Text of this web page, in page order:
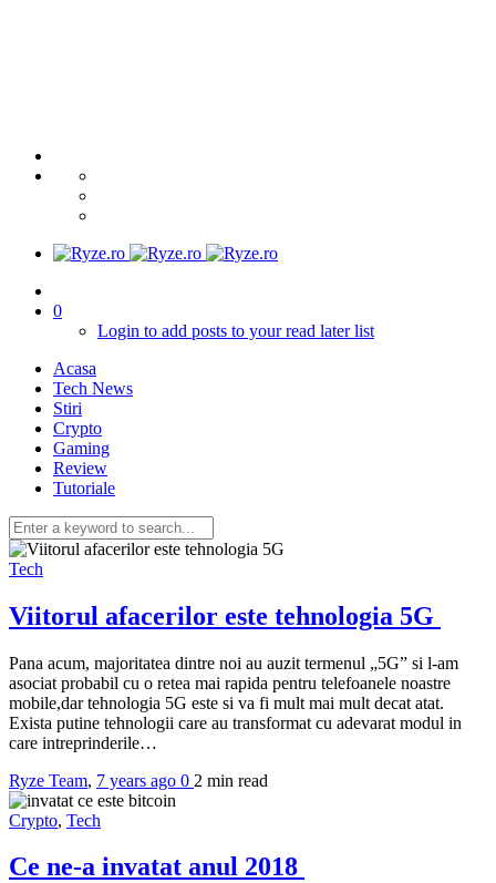
0
Login to add posts to your read later list
Acasa
Tech News
Stiri
Crypto
Gaming
Review
Tutoriale
Tech
Viitorul afacerilor este tehnologia 5G
Pana acum, majoritatea dintre noi au auzit termenul „5G” si l-am
asociat probabil cu o retea mai rapida pentru telefoanele noastre
mobile,dar tehnologia 5G este si va fi mult mai mult decat atat.
Exista putine tehnologii care au transformat cu adevarat modul in
care intreprinderile…
Ryze Team, 7 years ago 0 2 min read
Crypto, Tech
Ce ne-a invatat anul 2018